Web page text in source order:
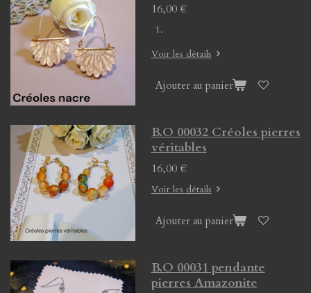
16,00 €
Voir les détails
Ajouter au panier
B.O 00032 Créoles pierres
véritables
16,00 €
Voir les détails
Ajouter au panier
B.O 00031 pendante
pierres Amazonite